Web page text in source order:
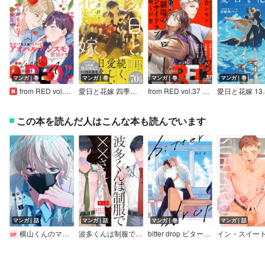
マンガ｜巻
from RED vol.38 ver.A
マンガ｜巻
愛日と花嫁 四季折々【電子限定描き下ろし漫画付き】【Renta！限定小冊子付特装版】
マンガ｜巻
from RED vol.37 ver.B
マンガ｜巻
この本を読んだ人はこんな本も読んでいます
マンガ｜話
横山くんのマスク【連載版】
マンガ｜話
波多くんは制服で××されたい
マンガ｜巻
bitter drop ビター・ドロップ
マンガ｜話